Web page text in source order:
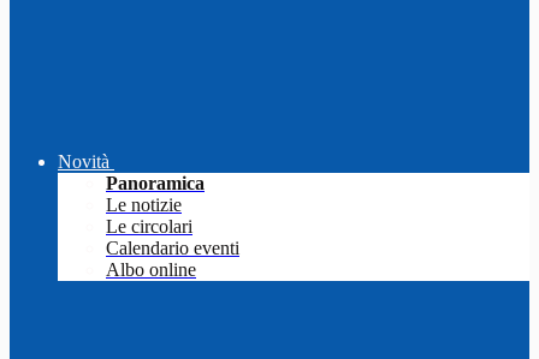
Novità
Panoramica
Le notizie
Le circolari
Calendario eventi
Albo online